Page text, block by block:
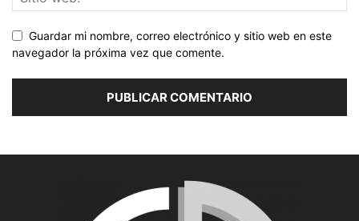
Guardar mi nombre, correo electrónico y sitio web en este
navegador la próxima vez que comente.